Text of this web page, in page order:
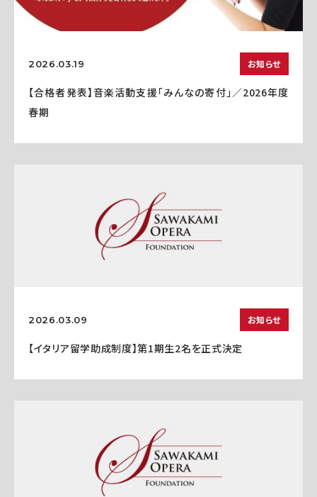
2026.03.19 お知らせ
【合格者発表】音楽活動支援「みんなの寄付」／2026年度
春期
2026.03.09 お知らせ
【イタリア留学助成制度】第1期生2名を正式決定